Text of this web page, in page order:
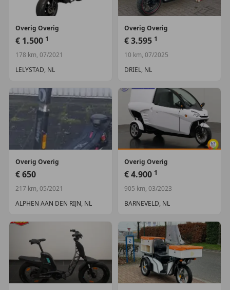
Overig Overig
€ 1.500 1
178 km, 07/2021
LELYSTAD, NL
Overig Overig
€ 3.595 1
10 km, 07/2025
DRIEL, NL
Overig Overig
€ 650
217 km, 05/2021
ALPHEN AAN DEN RIJN, NL
Overig Overig
€ 4.900 1
905 km, 03/2023
BARNEVELD, NL